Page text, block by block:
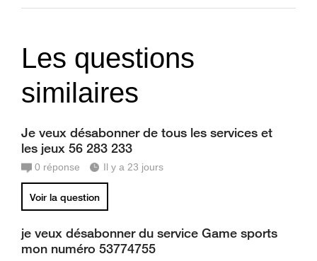
Les questions
similaires
Je veux désabonner de tous les services et
les jeux 56 283 233
0 réponse Il y a 23 jours
Voir la question
je veux désabonner du service Game sports
mon numéro 53774755